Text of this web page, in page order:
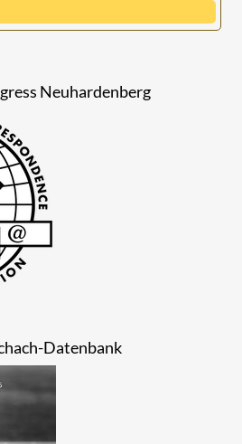
Neuhardenberg
Datenbank